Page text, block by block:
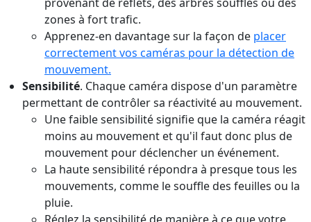
zones à fort trafic.
Apprenez-en davantage sur la façon de placer
correctement vos caméras pour la détection de
mouvement.
Sensibilité. Chaque caméra dispose d'un paramètre
permettant de contrôler sa réactivité au mouvement.
Une faible sensibilité signifie que la caméra réagit
moins au mouvement et qu'il faut donc plus de
mouvement pour déclencher un événement.
La haute sensibilité répondra à presque tous les
mouvements, comme le souffle des feuilles ou la
pluie.